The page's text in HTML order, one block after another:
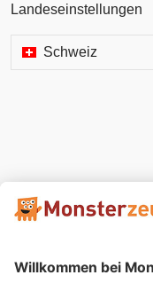
Landeseinstellungen
Schweiz